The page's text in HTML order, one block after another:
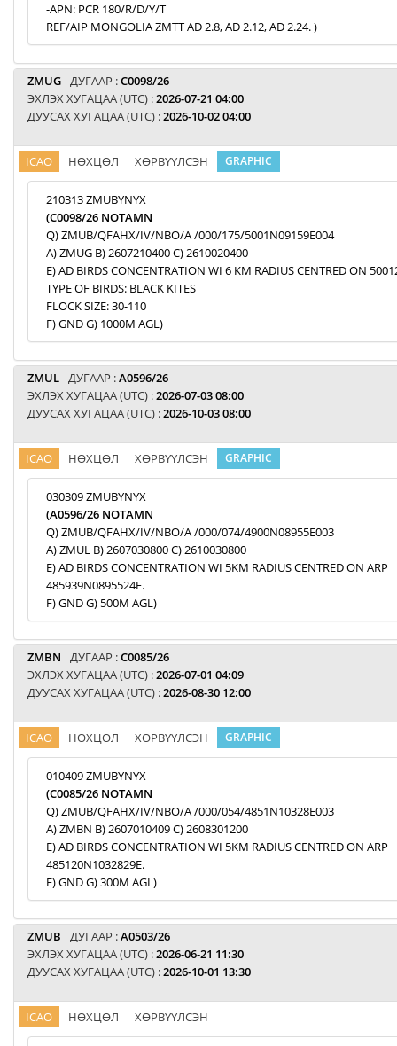
-APN: PCR 180/R/D/Y/T
REF/AIP MONGOLIA ZMTT AD 2.8, AD 2.12, AD 2.24. )
ZMUG ДУГААР :C0098/26
ЭХЛЭХ ХУГАЦАА (UTC) :2026-07-21 04:00
ДУУСАХ ХУГАЦАА (UTC) :2026-10-02 04:00
ICAO НӨХЦӨЛ ХӨРВҮҮЛСЭН GRAPHIC
210313 ZMUBYNYX
(C0098/26 NOTAMN
Q) ZMUB/QFAHX/IV/NBO/A /000/175/5001N09159E004
A) ZMUG B) 2607210400 C) 2610020400
E) AD BIRDS CONCENTRATION WI 6 KM RADIUS CENTRED ON
TYPE OF BIRDS: BLACK KITES
FLOCK SIZE: 30-110
F) GND G) 1000M AGL)
ZMUL ДУГААР :A0596/26
ЭХЛЭХ ХУГАЦАА (UTC) :2026-07-03 08:00
ДУУСАХ ХУГАЦАА (UTC) :2026-10-03 08:00
ICAO НӨХЦӨЛ ХӨРВҮҮЛСЭН GRAPHIC
030309 ZMUBYNYX
(A0596/26 NOTAMN
Q) ZMUB/QFAHX/IV/NBO/A /000/074/4900N08955E003
A) ZMUL B) 2607030800 C) 2610030800
E) AD BIRDS CONCENTRATION WI 5KM RADIUS CENTRED ON ARP
485939N0895524E.
F) GND G) 500M AGL)
ZMBN ДУГААР :C0085/26
ЭХЛЭХ ХУГАЦАА (UTC) :2026-07-01 04:09
ДУУСАХ ХУГАЦАА (UTC) :2026-08-30 12:00
ICAO НӨХЦӨЛ ХӨРВҮҮЛСЭН GRAPHIC
010409 ZMUBYNYX
(C0085/26 NOTAMN
Q) ZMUB/QFAHX/IV/NBO/A /000/054/4851N10328E003
A) ZMBN B) 2607010409 C) 2608301200
E) AD BIRDS CONCENTRATION WI 5KM RADIUS CENTRED ON ARP
485120N1032829E.
F) GND G) 300M AGL)
ZMUB ДУГААР :A0503/26
ЭХЛЭХ ХУГАЦАА (UTC) :2026-06-21 11:30
ДУУСАХ ХУГАЦАА (UTC) :2026-10-01 13:30
ICAO НӨХЦӨЛ ХӨРВҮҮЛСЭН